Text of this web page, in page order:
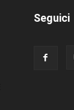
Seguici